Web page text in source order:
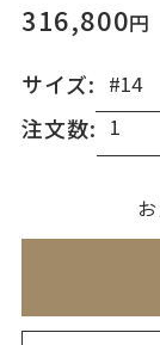
316,800円
サイズ:
注文数:
(